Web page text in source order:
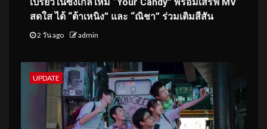
สดใส ได้ “ต้าเหนิง” และ “ณิชา” ร่วมเติมสีสัน
2 วัน ago admin
UPDATE